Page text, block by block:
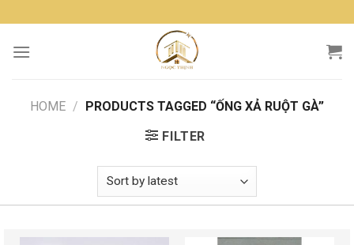
to
content
HOME / PRODUCTS TAGGED “ỐNG XẢ RUỘT GÀ”
FILTER